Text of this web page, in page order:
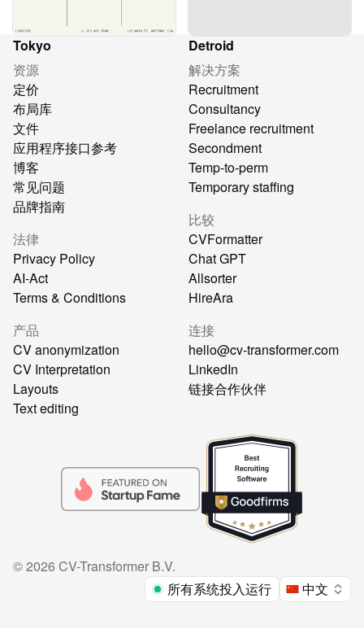
Tokyo
Detroid
资源
定价
布局库
文件
应用程序接口参考
博客
常见问题
品牌指南
法律
Privacy Policy
AI-Act
Terms & Conditions
产品
CV anonymization
CV Interpretation
Layouts
Text editing
解决方案
Recruitment
Consultancy
Freelance recruitment
Secondment
Temp-to-perm
Temporary staffing
比较
CVFormatter
Chat GPT
Allsorter
HireAra
连接
hello@cv-transformer.com
LinkedIn
链接合作伙伴
©2026 CV-Transformer B.V.
所有系统投入运行
中文